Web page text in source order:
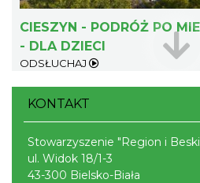
0.42 km
CIESZYN - PODRÓŻ PO
- DLA DZIECI
ODSŁUCHAJ
KONTAKT
Stowarzyszenie "Region i
ul. Widok 18/1-3
43-300 Bielsko-Biała